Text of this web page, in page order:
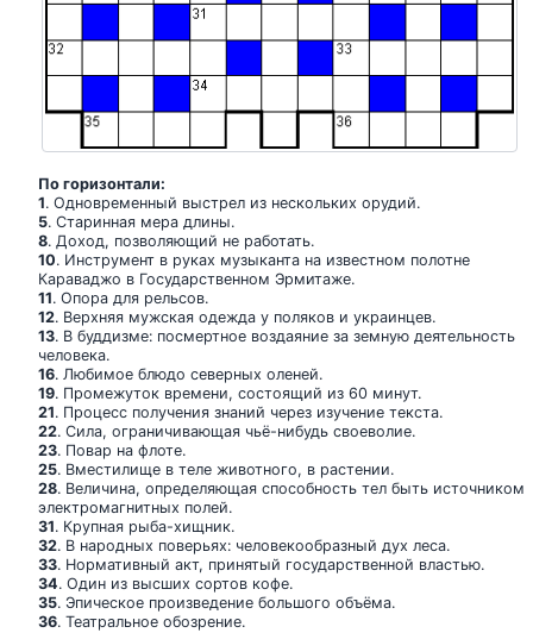
По горизонтали:
1. Одновременный выстрел из нескольких орудий.
5. Старинная мера длины.
8. Доход, позволяющий не работать.
10. Инструмент в руках музыканта на известном полотне
Караваджо в Государственном Эрмитаже.
11. Опора для рельсов.
12. Верхняя мужская одежда у поляков и украинцев.
13. В буддизме: посмертное воздаяние за земную деятельность
человека.
16. Любимое блюдо северных оленей.
19. Промежуток времени, состоящий из 60 минут.
21. Процесс получения знаний через изучение текста.
22. Сила, ограничивающая чьё-нибудь своеволие.
23. Повар на флоте.
25. Вместилище в теле животного, в растении.
28. Величина, определяющая способность тел быть источником
электромагнитных полей.
31. Крупная рыба-хищник.
32. В народных поверьях: человекообразный дух леса.
33. Нормативный акт, принятый государственной властью.
34. Один из высших сортов кофе.
35. Эпическое произведение большого объёма.
36. Театральное обозрение.